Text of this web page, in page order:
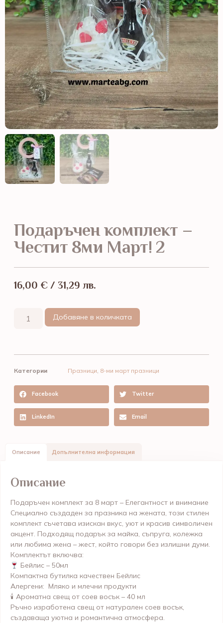
Подаръчен комплект –
Честит 8ми Март! 2
16,00 € / 31,29 лв.
Добавяне в количката
Категории Празници 8-ми март празници
Facebook Twitter
LinkedIn Email
Описание Допълнителна информация
Описание
Подаръчен комплект за 8 март – Елегантност и внимание
Специално създаден за празника на жената, този стилен
комплект съчетава изискан вкус, уют и красив символичен
акцент. Подходящ подарък за майка, съпруга, колежка
или любима жена – жест, който говори без излишни думи.
Комплектът включва:
Бейлис – 50мл
Компактна бутилка качествен Бейлис
Алергени: Мляко и млечни продукти
🕯 Ароматна свещ от соев восък – 40 мл
Ръчно изработена свещ от натурален соев восък,
създаваща уютна и романтична атмосфера.